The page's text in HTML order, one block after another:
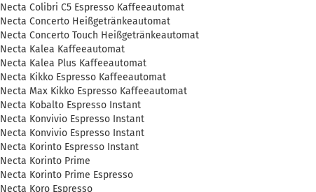
Necta Colibri C5 Espresso Kaffeeautomat
Necta Concerto Heißgetränkeautomat
Necta Concerto Touch Heißgetränkeautomat
Necta Kalea Kaffeeautomat
Necta Kalea Plus Kaffeeautomat
Necta Kikko Espresso Kaffeeautomat
Necta Max Kikko Espresso Kaffeeautomat
Necta Kobalto Espresso Instant
Necta Konvivio Espresso Instant
Necta Konvivio Espresso Instant
Necta Korinto Espresso Instant
Necta Korinto Prime
Necta Korinto Prime Espresso
Necta Koro Espresso